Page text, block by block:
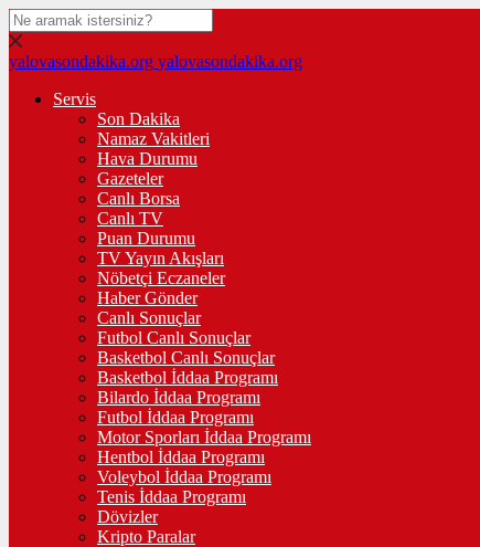
yalovasondakika.org yalovasondakika.org
Servis
Son Dakika
Namaz Vakitleri
Hava Durumu
Gazeteler
Canlı Borsa
Canlı TV
Puan Durumu
TV Yayın Akışları
Nöbetçi Eczaneler
Haber Gönder
Canlı Sonuçlar
Futbol Canlı Sonuçlar
Basketbol Canlı Sonuçlar
Basketbol İddaa Programı
Bilardo İddaa Programı
Futbol İddaa Programı
Motor Sporları İddaa Programı
Hentbol İddaa Programı
Voleybol İddaa Programı
Tenis İddaa Programı
Dövizler
Kripto Paralar